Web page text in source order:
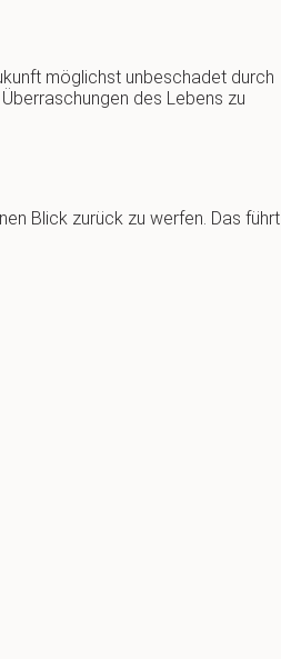
möglichst unbeschadet durch
des Lebens zu
Blick zurück zu werfen. Das führt